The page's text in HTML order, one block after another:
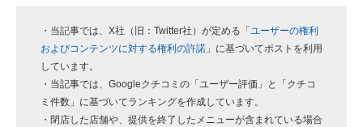
・当記事では、X社（旧：Twitter社）が定める「 ユーザーの権利
およびコンテンツに対する権利の許諾 」に基づいてポストを利用
しています。
・当記事では、Googleクチコミの「ユーザー評価」と「クチコ
ミ件数」に基づいてランキングを作成しています。
・閉店した店舗や、提供を終了したメニューが含まれている場合